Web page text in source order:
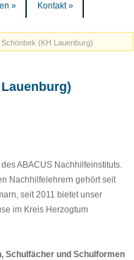
» Kontakt»
(KH Lauenburg)
ABACUS Nachhilfeinstituts.
Nachhilfelehrern gehört seit
seit 2011 bietet unser
im Kreis Herzogtum
Schulfächer und Schulformen